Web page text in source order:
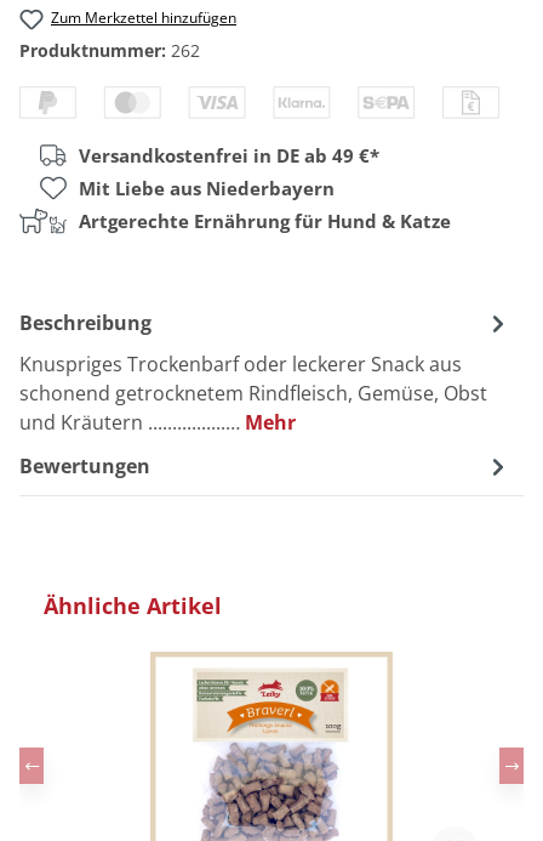
Zum Merkzettel hinzufügen
Produktnummer: 262
Versandkostenfrei in DE ab 49 €*
Mit Liebe aus Niederbayern
Artgerechte Ernährung für Hund & Katze
Beschreibung
Knuspriges Trockenbarf oder leckerer Snack aus
schonend getrocknetem Rindfleisch, Gemüse, Obst
und Kräutern ................… Mehr
Bewertungen
Produktgalerie überspringen
Ähnliche Artikel